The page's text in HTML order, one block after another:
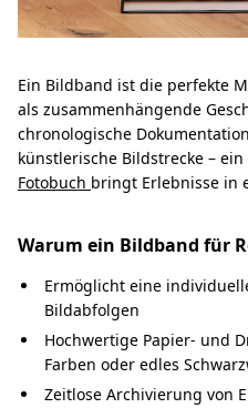
Ein Bildband ist die perfekte
als zusammenhängende
chronologische
künstlerische Bildstrecke –
Fotobuch bringt Erlebnisse in
Warum ein Bildband für
Ermöglicht eine
Bildabfolgen
Hochwertige Papier- und
Farben oder edles
Zeitlose Archivierung von